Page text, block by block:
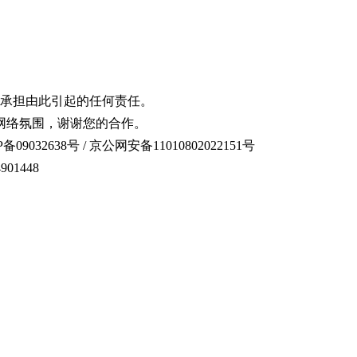
担由此引起的任何责任。
氛围，谢谢您的合作。
09032638号 / 京公网安备11010802022151号